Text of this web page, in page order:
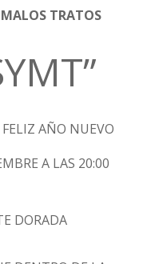
MALOS TRATOS
AÑO NUEVO
A LAS 20:00
DORADA